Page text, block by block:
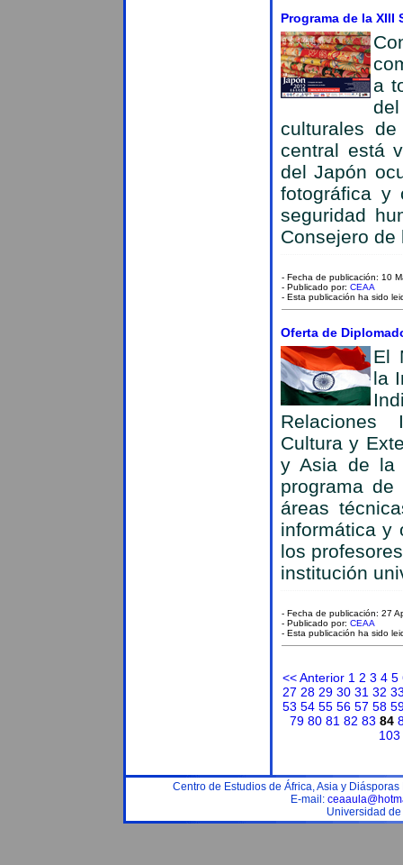
Programa de la XIII
a
culturales
central está
del Japón
fotográfica y
seguridad
Consejero de
- Fecha de publicación: 10
- Publicado por: CEAA
- Esta publicación ha sido
Oferta de
El
la
Relaciones
Cultura y
y Asia de la
programa
áreas
informática y
los
institución
- Fecha de publicación: 27
- Publicado por: CEAA
- Esta publicación ha sido
<< Anterior 1 2 3 4 5
27 28 29 30 31 32
53 54 55 56 57 58
79 80 81 82 83 84
103
Centro de Estudios de África, Asia y
E-mail:
Universidad